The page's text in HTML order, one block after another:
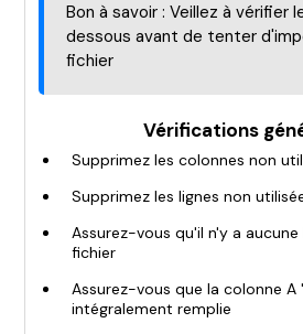
Bon à savoir : Veillez à vérifier
dessous avant de tenter
fichier
Vérifications
Supprimez les colonnes non
Supprimez les lignes non
Assurez-vous qu'il n'y a
fichier
Assurez-vous que la colonne A
intégralement remplie